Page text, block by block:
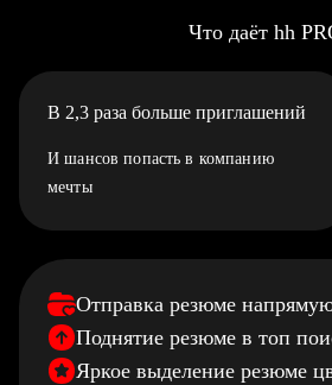
Что даёт hh
В 2,3 раза больше приглашений
И шансов попасть в компанию
мечты
Отправка резюме
Поднятие резюме в топ
Яркое выделение резюме